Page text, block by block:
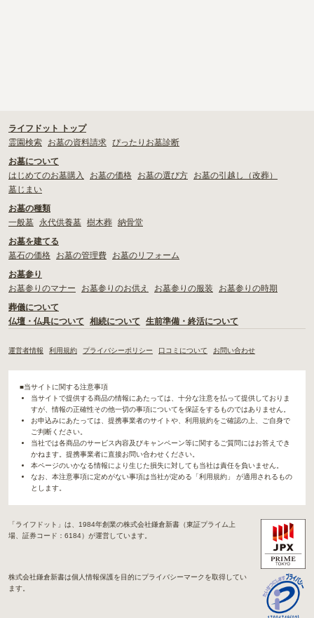
ライフドット トップ
霊園検索
お墓の資料請求 ぴったりお墓診断
お墓について
はじめてのお墓購入
お墓の価格 お墓の選び方
お墓の引越し（改葬）
墓じまい
お墓の種類
一般墓
永代供養墓 樹木葬 納骨堂
お墓を建てる
墓石の価格
お墓の管理費
お墓のリフォーム
お墓参り
お墓参りのマナー
お墓参りのお供え お墓参りの服装
お墓参りの時期
葬儀について
仏壇・仏具について
相続について 生前準備・終活について
運営者情報 利用規約 プライバシーポリシー 口コミについて お問い合わせ
■当サイトに関する注意事項
当サイトで提供する商品の情報にあたっては、十分な注意を払って提供しておりま
すが、情報の正確性その他一切の事項についてを保証をするものではありません。
お申込みにあたっては、提携事業者のサイトや、利用規約をご確認の上、ご自身で
ご判断ください。
当社では各商品のサービス内容及びキャンペーン等に関するご質問にはお答えでき
かねます。提携事業者に直接お問い合わせください。
本ページのいかなる情報により生じた損失に対しても当社は責任を負いません。
なお、本注意事項に定めがない事項は当社が定める「利用規約」 が適用されるもの
とします。
「ライフドット」は、1984年創業の株式会社鎌倉新書（東証プライム上
場、証券コード：6184）が運営しています。
株式会社鎌倉新書は個人情報保護を目的にプライバシーマークを取得してい
ます。